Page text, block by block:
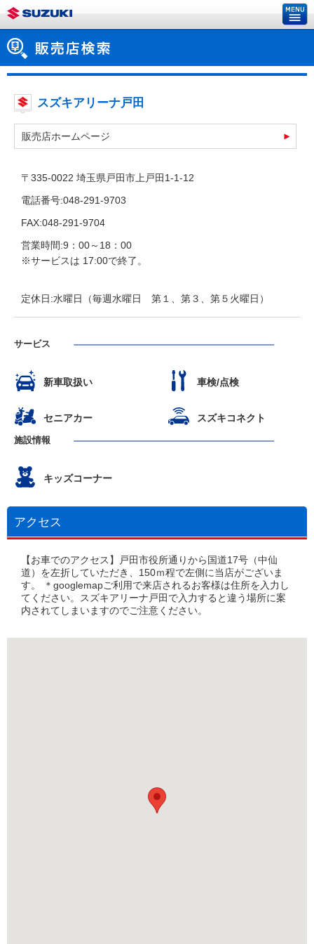
スズキアリーナ戸田
販売店ホームページ
〒335-0022 埼玉県戸田市上戸田1-1-12
電話番号:048-291-9703
FAX:048-291-9704
営業時間:9：00～18：00
※サービスは 17:00で終了。
定休日:水曜日（毎週水曜日 第１、第３、第５火曜日）
サービス
新車取扱い 車検/点検
セニアカー スズキコネクト
施設情報
キッズコーナー
アクセス
【お車でのアクセス】戸田市役所通りから国道17号（中仙
道）を左折していただき、150ｍ程で左側に当店がございま
す。 ＊googlemapご利用で来店されるお客様は住所を入力し
てください。スズキアリーナ戸田で入力すると違う場所に案
内されてしまいますのでご注意ください。